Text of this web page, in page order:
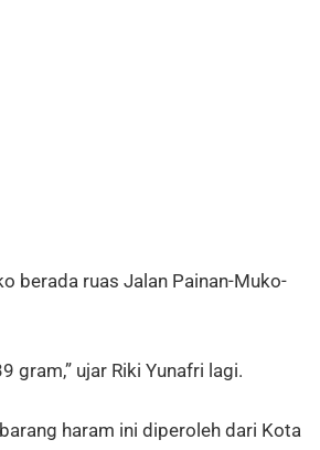
berada ruas Jalan Painan-Muko-
gram,” ujar Riki Yunafri lagi.
haram ini diperoleh dari Kota